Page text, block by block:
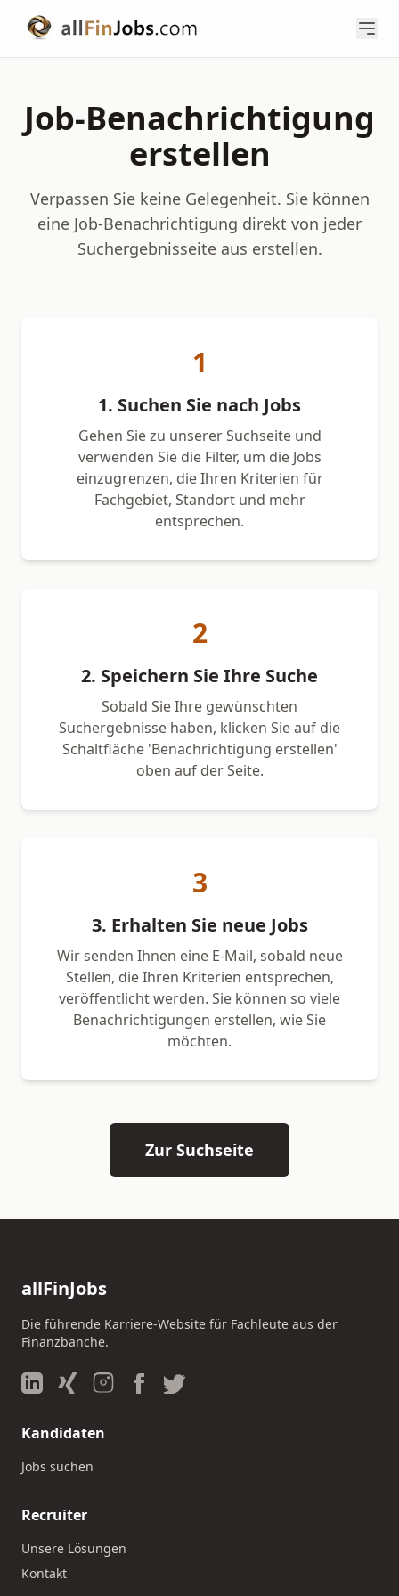
Job-Benachrichtigung
erstellen
Verpassen Sie keine Gelegenheit. Sie können
eine Job-Benachrichtigung direkt von jeder
Suchergebnisseite aus erstellen.
1
1. Suchen Sie nach Jobs
Gehen Sie zu unserer Suchseite und
verwenden Sie die Filter, um die Jobs
einzugrenzen, die Ihren Kriterien für
Fachgebiet, Standort und mehr
entsprechen.
2
2. Speichern Sie Ihre Suche
Sobald Sie Ihre gewünschten
Suchergebnisse haben, klicken Sie auf die
Schaltfläche 'Benachrichtigung erstellen'
oben auf der Seite.
3
3. Erhalten Sie neue Jobs
Wir senden Ihnen eine E-Mail, sobald neue
Stellen, die Ihren Kriterien entsprechen,
veröffentlicht werden. Sie können so viele
Benachrichtigungen erstellen, wie Sie
möchten.
Zur Suchseite
allFinJobs
Die führende Karriere-Website für Fachleute aus der
Finanzbanche.
Kandidaten
Jobs suchen
Recruiter
Unsere Lösungen
Kontakt